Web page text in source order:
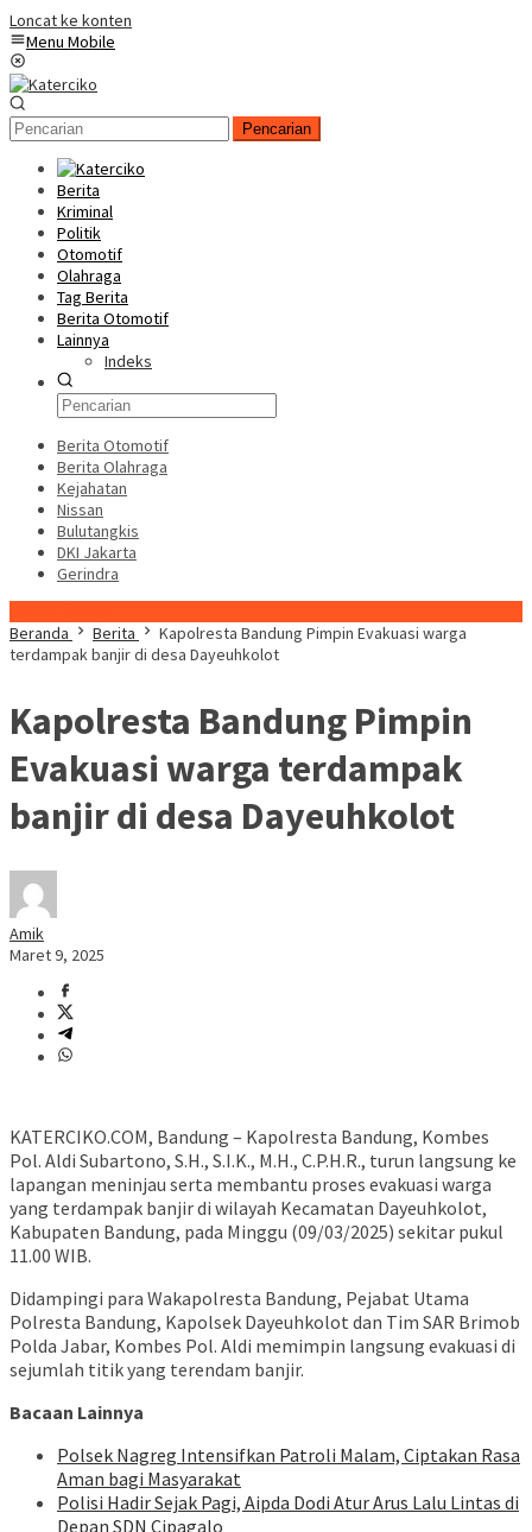
Loncat ke konten
Menu Mobile
Pencarian
Berita
Kriminal
Politik
Otomotif
Olahraga
Tag Berita
Berita Otomotif
Lainnya
Indeks
Berita Otomotif
Berita Olahraga
Kejahatan
Nissan
Bulutangkis
DKI Jakarta
Gerindra
Beranda
Berita
Kapolresta Bandung Pimpin Evakuasi warga
terdampak banjir di desa Dayeuhkolot
Kapolresta Bandung Pimpin
Evakuasi warga terdampak
banjir di desa Dayeuhkolot
Amik
Maret 9, 2025
KATERCIKO.COM, Bandung – Kapolresta Bandung, Kombes
Pol. Aldi Subartono, S.H., S.I.K., M.H., C.P.H.R., turun langsung ke
lapangan meninjau serta membantu proses evakuasi warga
yang terdampak banjir di wilayah Kecamatan Dayeuhkolot,
Kabupaten Bandung, pada Minggu (09/03/2025) sekitar pukul
11.00 WIB.
Didampingi para Wakapolresta Bandung, Pejabat Utama
Polresta Bandung, Kapolsek Dayeuhkolot dan Tim SAR Brimob
Polda Jabar, Kombes Pol. Aldi memimpin langsung evakuasi di
sejumlah titik yang terendam banjir.
Bacaan Lainnya
Polsek Nagreg Intensifkan Patroli Malam, Ciptakan Rasa
Aman bagi Masyarakat
Polisi Hadir Sejak Pagi, Aipda Dodi Atur Arus Lalu Lintas di
Depan SDN Cipagalo